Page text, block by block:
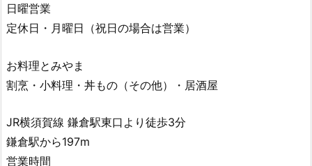
日曜営業
定休日・月曜日（祝日の場合は営業）
お料理とみやま
割烹・小料理・丼もの（その他）・居酒屋
JR横須賀線 鎌倉駅東口より徒歩3分
鎌倉駅から197m
営業時間